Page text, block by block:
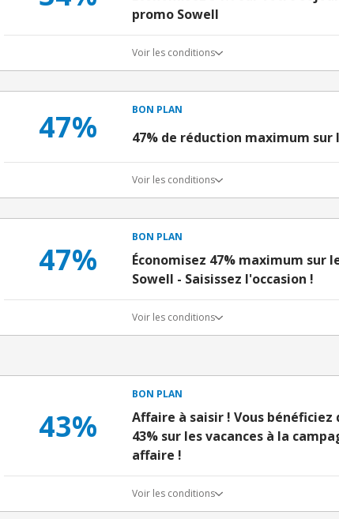
promo Sowell
Voir les conditions
47% BON PLAN
47% de réduction maximum sur
Voir les conditions
47%
BON PLAN
Économisez 47% maximum sur
Sowell - Saisissez l'occasion !
Voir les conditions
43%
BON PLAN
Affaire à saisir ! Vous
43% sur les vacances à la
affaire !
Voir les conditions